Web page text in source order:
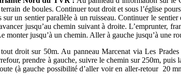
de boules. Continuer tout droit et sous l’église
un sentier parallèle à un ruisseau. Continuer le
jusqu’au chemin suivant à droite. L’emprunter,
monter jusqu’à un chemin. Aller à gauche jusqu’à une
droit sur 50m. Au panneau Marcenat via Les
prendre à gauche, suivre le chemin sur 250m,
(à gauche possibilité d’aller voir en aller-retour 20